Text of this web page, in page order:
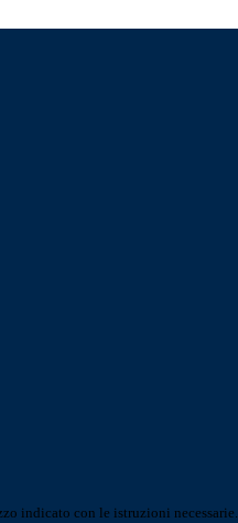
indicato con le istruzioni necessarie.